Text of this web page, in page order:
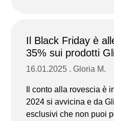
Il Black Friday è
35% sui prodotti
16.01.2025 . Gloria M.
Il conto alla rovescia è
2024 si avvicina e da
esclusivi che non puoi